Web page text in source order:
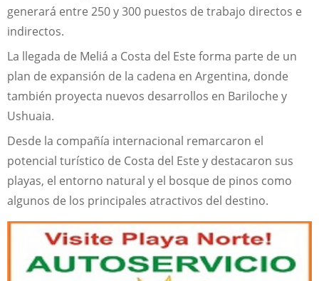
generará entre 250 y 300 puestos de trabajo directos e
indirectos.
La llegada de Meliá a Costa del Este forma parte de un
plan de expansión de la cadena en Argentina, donde
también proyecta nuevos desarrollos en Bariloche y
Ushuaia.
Desde la compañía internacional remarcaron el
potencial turístico de Costa del Este y destacaron sus
playas, el entorno natural y el bosque de pinos como
algunos de los principales atractivos del destino.